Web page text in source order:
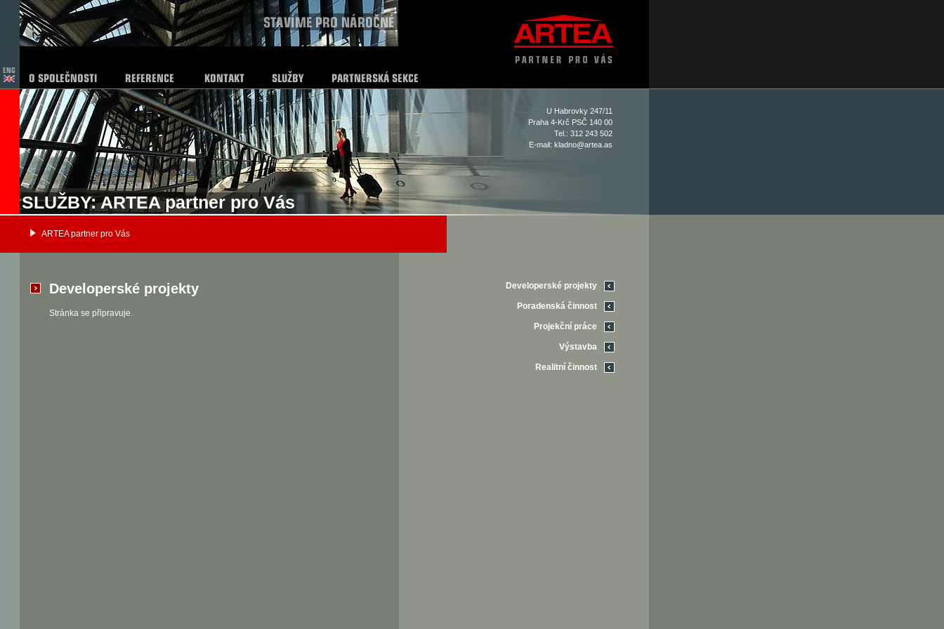
SLUŽBY: ARTEA partner pro Vás
U Habrovky 247/11
Praha 4-Krč PSČ 140 00
Tel.: 312 243 502
E-mail: kladno@artea.as
ARTEA partner pro Vás
Developerské projekty
Stránka se připravuje.
Developerské projekty
Poradenská činnost
Projekční práce
Výstavba
Realitní činnost